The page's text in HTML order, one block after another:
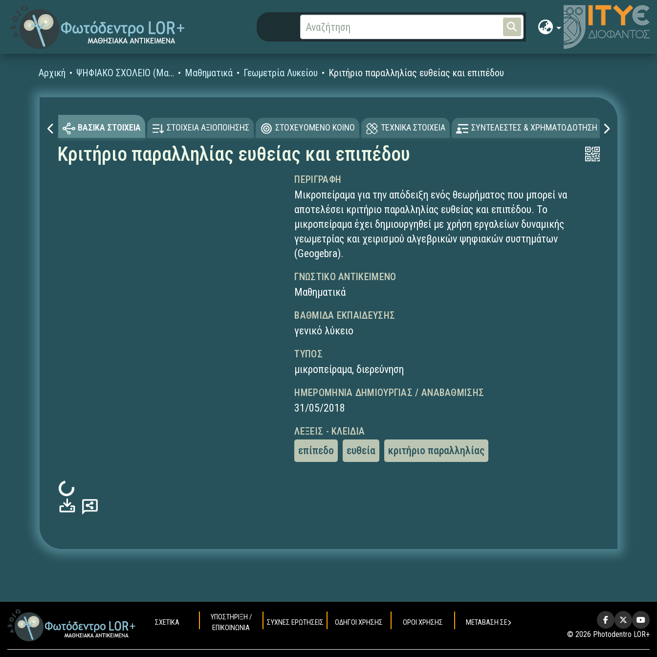
Αρχική ΨΗΦΙΑΚΟ ΣΧΟΛΕΙΟ (Μαθησιακά Αντικείμενα) Μαθηματικά Γεωμετρία Λυκείου Κριτήριο παραλληλίας ευθείας και επιπέδου
ΒΑΣΙΚΑ ΣΤΟΙΧΕΙΑ ΣΤΟΙΧΕΙΑ ΑΞΙΟΠΟΙΗΣΗΣ ΣΤΟΧΕΥΟΜΕΝΟ ΚΟΙΝΟ ΤΕΧΝΙΚΑ ΣΤΟΙΧΕΙΑ ΣΥΝΤΕΛΕΣΤΕΣ & ΧΡΗΜΑΤΟΔΟΤΗΣΗ
Κριτήριο παραλληλίας ευθείας και επιπέδου
Φόρτωση...
ΠΕΡΙΓΡΑΦΉ
Μικροπείραμα για την απόδειξη ενός θεωρήματος που μπορεί να
αποτελέσει κριτήριο παραλληλίας ευθείας και επιπέδου. Το
μικροπείραμα έχει δημιουργηθεί με χρήση εργαλείων δυναμικής
γεωμετρίας και χειρισμού αλγεβρικών ψηφιακών συστημάτων
(Geogebra).
ΓΝΩΣΤΙΚΌ ΑΝΤΙΚΕΊΜΕΝΟ
Μαθηματικά
ΒΑΘΜΊΔΑ ΕΚΠΑΊΔΕΥΣΗΣ
γενικό λύκειο
ΤΎΠΟΣ
μικροπείραμα, διερεύνηση
ΗΜΕΡΟΜΗΝΊΑ ΔΗΜΙΟΥΡΓΊΑΣ / ΑΝΑΒΆΘΜΙΣΗΣ
31/05/2018
ΛΈΞΕΙΣ - ΚΛΕΙΔΙΆ
επίπεδο ευθεία κριτήριο παραλληλίας
ΣΧΕΤΙΚΑ
ΥΠΟΣΤΗΡΙΞΗ /
ΕΠΙΚΟΙΝΩΝΙΑ
ΣΥΧΝΕΣ ΕΡΩΤΗΣΕΙΣ ΟΔΗΓΟΙ ΧΡΗΣΗΣ ΟΡΟΙ ΧΡΗΣΗΣ ΜΕΤΑΒΑΣΗ ΣΕ
© 2026 Photodentro LOR+